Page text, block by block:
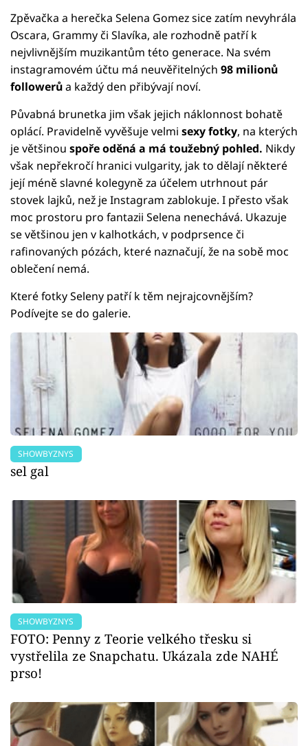
Zpěvačka a herečka Selena Gomez sice zatím nevyhrála
Oscara, Grammy či Slavíka, ale rozhodně patří k
nejvlivnějším muzikantům této generace. Na svém
instagramovém účtu má neuvěřitelných 98 milionů
followerůa každý den přibývají noví.
Půvabná brunetka jim však jejich náklonnost bohatě
oplácí. Pravidelně vyvěšuje velmi sexy fotky, na kterých
je většinou spoře oděná a má toužebný pohled. Nikdy
však nepřekročí hranici vulgarity, jak to dělají některé
její méně slavné kolegyně za účelem utrhnout pár
stovek lajků, než je Instagram zablokuje. I přesto však
moc prostoru pro fantazii Selena nenechává. Ukazuje
se většinou jen v kalhotkách, v podprsence či
rafinovaných pózách, které naznačují, že na sobě moc
oblečení nemá.
Které fotky Seleny patří k těm nejrajcovnějším?
Podívejte se do galerie.
SHOWBYZNYS
sel gal
SHOWBYZNYS
FOTO: Penny z Teorie velkého třesku si
vystřelila ze Snapchatu. Ukázala zde NAHÉ
prso!